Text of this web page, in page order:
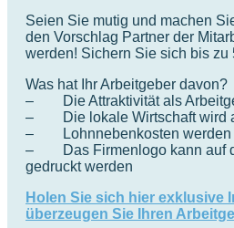
Seien Sie mutig und machen
den Vorschlag Partner der
werden! Sichern Sie sich bis zu
Was hat Ihr Arbeitgeber davon?
– Die Attraktivität als
– Die lokale Wirtschaft wird
– Lohnnebenkosten werden
– Das Firmenlogo kann auf
gedruckt werden
Holen Sie sich hier exklusive
überzeugen Sie Ihren